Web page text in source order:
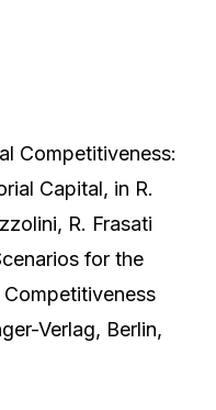
Competitiveness:
Capital, in R.
R. Frasati
for the
Competitiveness
Verlag, Berlin,